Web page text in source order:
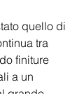
quello di
tra
finiture
a un